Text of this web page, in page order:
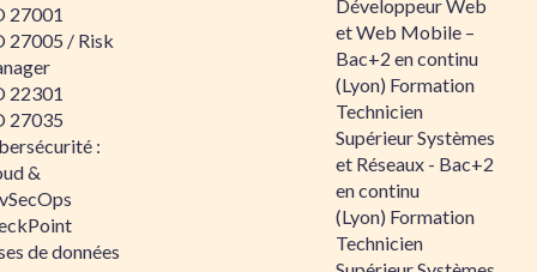
27001
27005 / Risk
22301
27035
:
&
de données
Développeur Web
et Web Mobile –
Bac+2 en continu
(Lyon) Formation
Technicien
Supérieur Systèmes
et Réseaux - Bac+2
en continu
(Lyon) Formation
Technicien